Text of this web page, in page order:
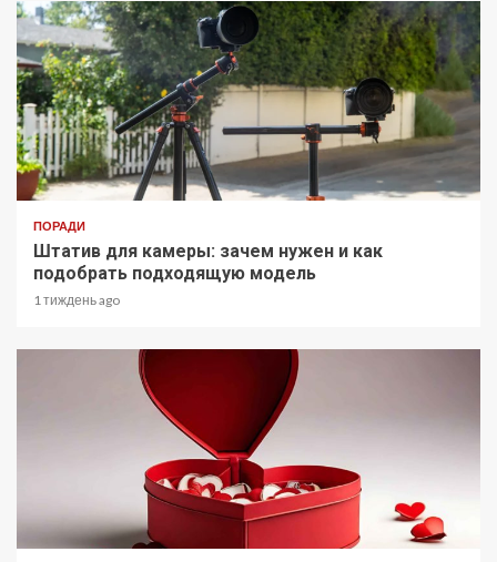
ПОРАДИ
Штатив для камеры: зачем нужен и как
подобрать подходящую модель
1 тиждень ago